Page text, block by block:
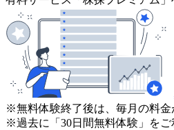
※無料体験終了後は、毎月の料金
※過去に「30日間無料体験」をご